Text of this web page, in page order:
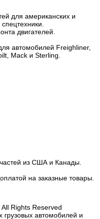
для американских и
двигателей.
автомобилей Freighliner,
Mack и Sterling.
из США и Канады.
на заказные товары.
Rights Reserved
грузовых автомобилей и